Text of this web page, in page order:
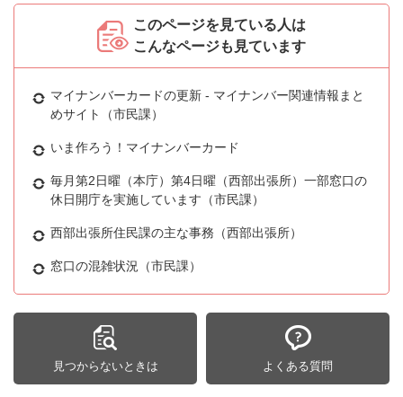
このページを見ている人は
こんなページも見ています
マイナンバーカードの更新 - マイナンバー関連情報まと
めサイト（市民課）
いま作ろう！マイナンバーカード
毎月第2日曜（本庁）第4日曜（西部出張所）一部窓口の
休日開庁を実施しています（市民課）
西部出張所住民課の主な事務（西部出張所）
窓口の混雑状況（市民課）
見つからないときは よくある質問